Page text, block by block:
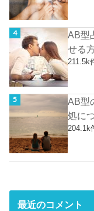
AB型
せる
211.5k
AB型
処に
204.1k
最近のコメント